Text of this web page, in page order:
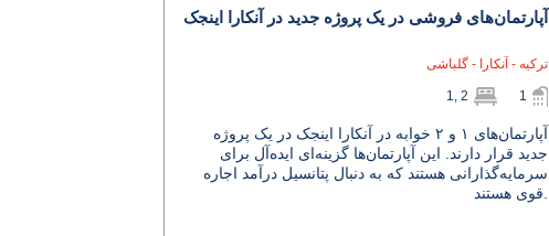
آپارتمان‌های فروشی در یک پروژه جدید در آنکارا اینجک
ترکیه - آنکارا - گلباشی
1, 2 1
آپارتمان‌های ۱ و ۲ خوابه در آنکارا اینجک در یک پروژه
جدید قرار دارند. این آپارتمان‌ها گزینه‌ای ایده‌آل برای
سرمایه‌گذارانی هستند که به دنبال پتانسیل درآمد اجاره